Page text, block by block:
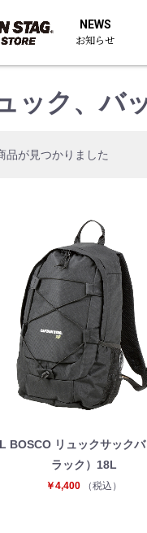
NEWS
お知らせ
ック、バ
品が見つかりました
BOSCO リュックサック
ラック）18L
￥4,400 （税込）